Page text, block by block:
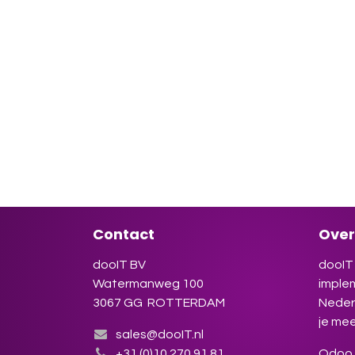
Contact
dooIT BV
Watermanweg 100
3067 GG ROTTERDAM
sales@dooIT.nl
dooIT
je